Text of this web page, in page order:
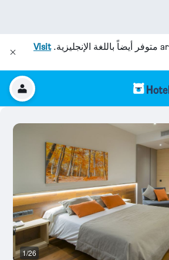
متوفر أيضاً باللغة الإنجليزية.Visit
1/26